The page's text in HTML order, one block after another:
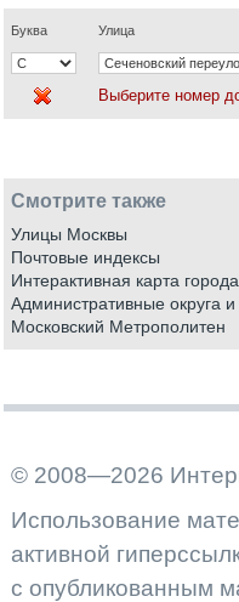
Буква Улица
Выберите номер
Смотрите также
Улицы Москвы
Почтовые индексы
Интерактивная карта города
Административные округа
Московский Метрополитен
© 2008—2026
Использование
активной
с опубликованным